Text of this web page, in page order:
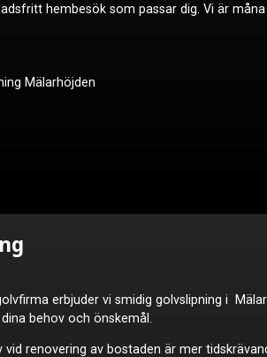
hembesök som passar dig. Vi är
erbjuder vi smidig golvslipning i
behov och önskemål.
vid renovering av bostaden är mer